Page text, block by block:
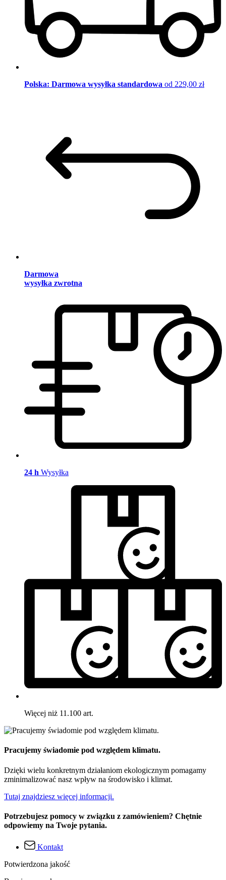
Polska: Darmowa wysyłka standardowa od 229,00 zł
Darmowa
wysyłka zwrotna
24 h Wysyłka
Więcej niż 11.100 art.
Pracujemy świadomie pod względem klimatu.
Dzięki wielu konkretnym działaniom ekologicznym pomagamy
zminimalizować nasz wpływ na środowisko i klimat.
Tutaj znajdziesz więcej informacji.
Potrzebujesz pomocy w związku z zamówieniem? Chętnie
odpowiemy na Twoje pytania.
Kontakt
Potwierdzona jakość